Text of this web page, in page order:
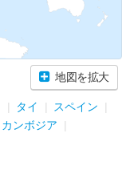
地図を拡大
タイ
スペイン
カンボジア